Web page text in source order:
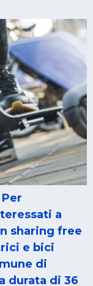
a
sharing free
e bici
di
durata di 36